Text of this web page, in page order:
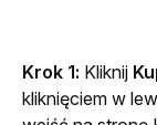
Krok 1: Kliknij
kliknięciem w